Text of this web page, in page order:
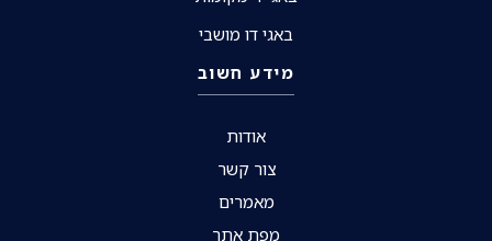
באגי דו מושבי
מידע חשוב
אודות
צור קשר
מאמרים
מפת אתר